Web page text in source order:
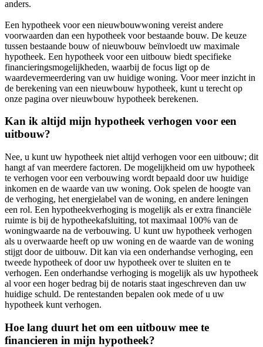
anders.
Een hypotheek voor een nieuwbouwwoning vereist andere
voorwaarden dan een hypotheek voor bestaande bouw. De keuze
tussen bestaande bouw of nieuwbouw beïnvloedt uw maximale
hypotheek. Een hypotheek voor een uitbouw biedt specifieke
financieringsmogelijkheden, waarbij de focus ligt op de
waardevermeerdering van uw huidige woning. Voor meer inzicht in
de berekening van een nieuwbouw hypotheek, kunt u terecht op
onze pagina over nieuwbouw hypotheek berekenen.
Kan ik altijd mijn hypotheek verhogen voor een
uitbouw?
Nee, u kunt uw hypotheek niet altijd verhogen voor een uitbouw; dit
hangt af van meerdere factoren. De mogelijkheid om uw hypotheek
te verhogen voor een verbouwing wordt bepaald door uw huidige
inkomen en de waarde van uw woning. Ook spelen de hoogte van
de verhoging, het energielabel van de woning, en andere leningen
een rol. Een hypotheekverhoging is mogelijk als er extra financiële
ruimte is bij de hypotheekafsluiting, tot maximaal 100% van de
woningwaarde na de verbouwing. U kunt uw hypotheek verhogen
als u overwaarde heeft op uw woning en de waarde van de woning
stijgt door de uitbouw. Dit kan via een onderhandse verhoging, een
tweede hypotheek of door uw hypotheek over te sluiten en te
verhogen. Een onderhandse verhoging is mogelijk als uw hypotheek
al voor een hoger bedrag bij de notaris staat ingeschreven dan uw
huidige schuld. De rentestanden bepalen ook mede of u uw
hypotheek kunt verhogen.
Hoe lang duurt het om een uitbouw mee te
financieren in mijn hypotheek?